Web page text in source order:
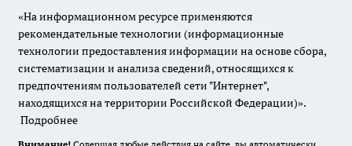
«На информационном ресурсе применяются
рекомендательные технологии (информационные
технологии предоставления информации на основе сбора,
систематизации и анализа сведений, относящихся к
предпочтениям пользователей сети "Интернет",
находящихся на территории Российской Федерации)».
Подробнее